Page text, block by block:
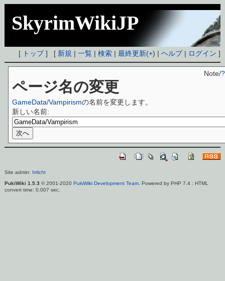
SkyrimWikiJP
[ トップ] [ 新規 |一覧 |検索 |最終更新(+) |ヘルプ| ログイン ]
ページ名の変更
Note/?
GameData/Vampirismの名前を変更します。
新しい名前:
Site admin: Irrlicht
PukiWiki 1.5.3 © 2001-2020 PukiWiki Development Team. Powered by PHP 7.4 : HTML
convert time: 0.007 sec.